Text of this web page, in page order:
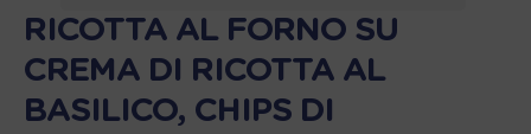
RICOTTA AL FORNO SU
CREMA DI RICOTTA AL
BASILICO, CHIPS DI